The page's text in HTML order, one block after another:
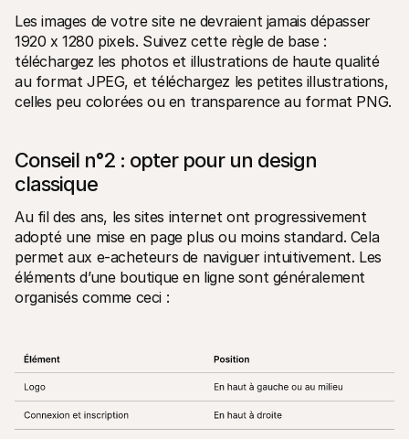
Les images de votre site ne devraient jamais dépasser
1920 x 1280 pixels. Suivez cette règle de base :
téléchargez les photos et illustrations de haute qualité
au format JPEG, et téléchargez les petites illustrations,
celles peu colorées ou en transparence au format PNG.
Conseil n°2 : opter pour un design
classique
Au fil des ans, les sites internet ont progressivement
adopté une mise en page plus ou moins standard. Cela
permet aux e-acheteurs de naviguer intuitivement. Les
éléments d’une boutique en ligne sont généralement
organisés comme ceci :